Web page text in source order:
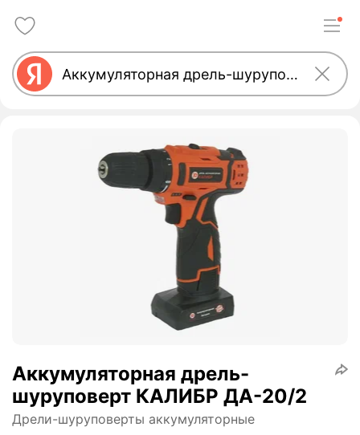
Аккумуляторная дрель-
шуруповерт КАЛИБР ДА-20/2
Дрели-шуруповерты аккумуляторные